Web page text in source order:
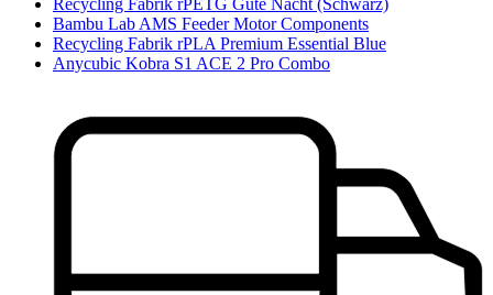
Bambu Lab AMS Feeder Motor Components
Recycling Fabrik rPLA Premium Essential Blue
Anycubic Kobra S1 ACE 2 Pro Combo